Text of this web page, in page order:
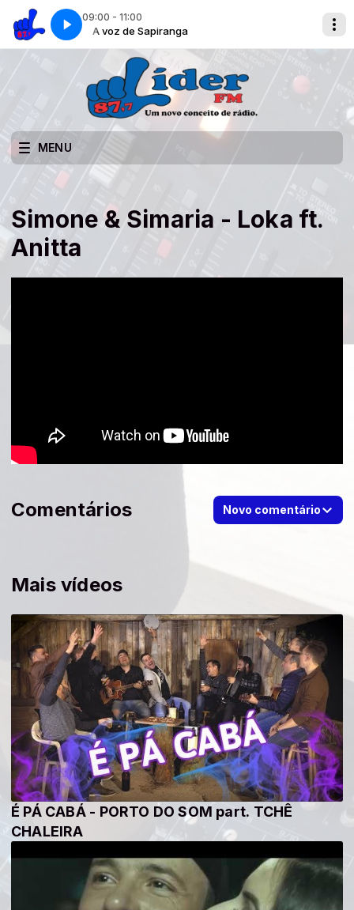
09:00 - 11:00
A voz de Sapiranga
MENU
Simone & Simaria - Loka ft.
Anitta
Mais vídeos
É PÁ CABÁ - PORTO DO SOM part. TCHÊ
CHALEIRA
Comentários Novo comentário